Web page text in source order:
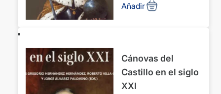
Añadir
Cánovas del
Castillo en el siglo
XXI